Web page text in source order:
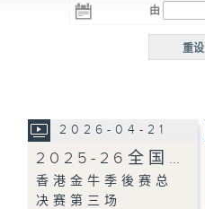
电台 电台
R5
由
重设
2026-04-21
2025-26全国…
香港金牛季後赛总
决赛第三场